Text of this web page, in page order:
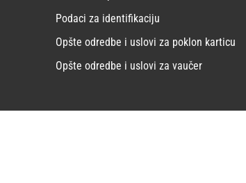
Podaci za identifikaciju
Opšte odredbe i uslovi za poklon karticu
Opšte odredbe i uslovi za vaučer